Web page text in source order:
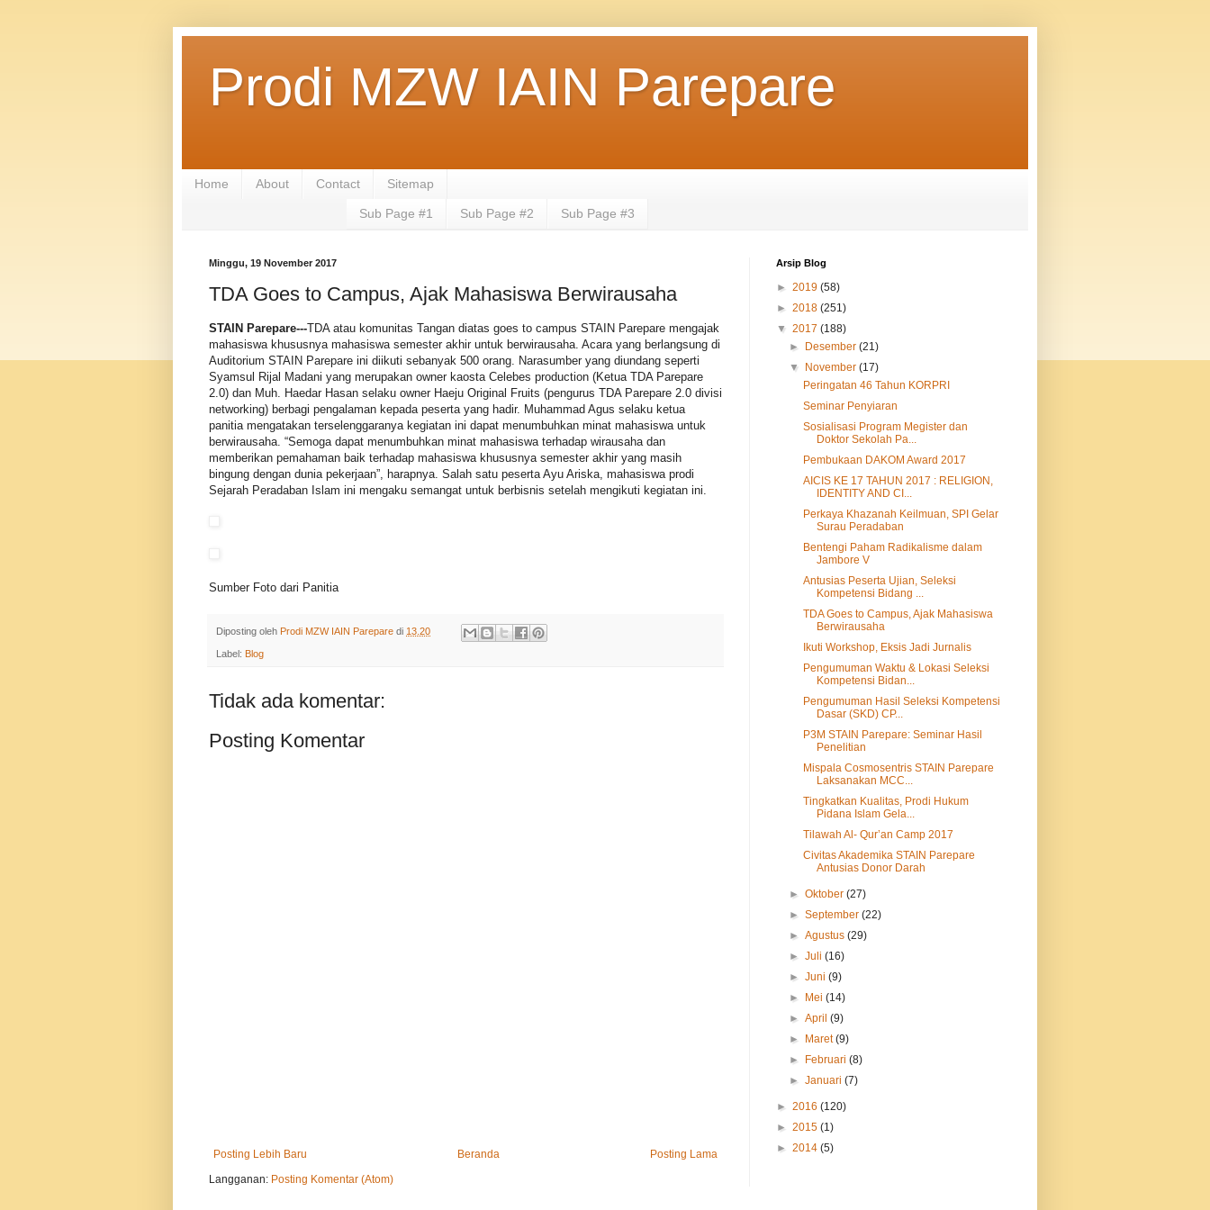
Prodi MZW IAIN Parepare
Home About Contact Sitemap
Sub Page #1 Sub Page #2 Sub Page #3
Minggu, 19 November 2017
TDA Goes to Campus, Ajak Mahasiswa Berwirausaha
STAIN Parepare---TDA atau komunitas Tangan diatas goes to campus STAIN Parepare mengajak
mahasiswa khususnya mahasiswa semester akhir untuk berwirausaha. Acara yang berlangsung di
Auditorium STAIN Parepare ini diikuti sebanyak 500 orang. Narasumber yang diundang seperti
Syamsul Rijal Madani yang merupakan owner kaosta Celebes production (Ketua TDA Parepare
2.0) dan Muh. Haedar Hasan selaku owner Haeju Original Fruits (pengurus TDA Parepare 2.0 divisi
networking) berbagi pengalaman kepada peserta yang hadir. Muhammad Agus selaku ketua
panitia mengatakan terselenggaranya kegiatan ini dapat menumbuhkan minat mahasiswa untuk
berwirausaha. “Semoga dapat menumbuhkan minat mahasiswa terhadap wirausaha dan
memberikan pemahaman baik terhadap mahasiswa khususnya semester akhir yang masih
bingung dengan dunia pekerjaan”, harapnya. Salah satu peserta Ayu Ariska, mahasiswa prodi
Sejarah Peradaban Islam ini mengaku semangat untuk berbisnis setelah mengikuti kegiatan ini.
Sumber Foto dari Panitia
Diposting oleh Prodi MZW IAIN Parepare di 13.20
Label: Blog
Tidak ada komentar:
Posting Komentar
Posting Lebih Baru Posting Lama
Beranda
Langganan: Posting Komentar (Atom)
Arsip Blog
► 2019 (58)
► 2018 (251)
▼ 2017 (188)
► Desember(21)
▼ November(17)
Peringatan 46 Tahun KORPRI
Seminar Penyiaran
Sosialisasi Program Megister dan
Doktor Sekolah Pa...
Pembukaan DAKOM Award 2017
AICIS KE 17 TAHUN 2017 : RELIGION,
IDENTITY AND CI...
Perkaya Khazanah Keilmuan, SPI Gelar
Surau Peradaban
Bentengi Paham Radikalisme dalam
Jambore V
Antusias Peserta Ujian, Seleksi
Kompetensi Bidang ...
TDA Goes to Campus, Ajak Mahasiswa
Berwirausaha
Ikuti Workshop, Eksis Jadi Jurnalis
Pengumuman Waktu & Lokasi Seleksi
Kompetensi Bidan...
Pengumuman Hasil Seleksi Kompetensi
Dasar (SKD) CP...
P3M STAIN Parepare: Seminar Hasil
Penelitian
Mispala Cosmosentris STAIN Parepare
Laksanakan MCC...
Tingkatkan Kualitas, Prodi Hukum
Pidana Islam Gela...
Tilawah Al- Qur’an Camp 2017
Civitas Akademika STAIN Parepare
Antusias Donor Darah
►Oktober(27)
►September(22)
►Agustus(29)
►Juli(16)
►Juni(9)
► Mei(14)
►April(9)
► Maret(9)
► Februari(8)
►Januari(7)
► 2016 (120)
► 2015 (1)
► 2014 (5)